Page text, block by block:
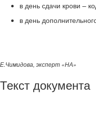
в день сдачи крови –
в день
Е.Чимидова, эксперт «НА»
Текст документа